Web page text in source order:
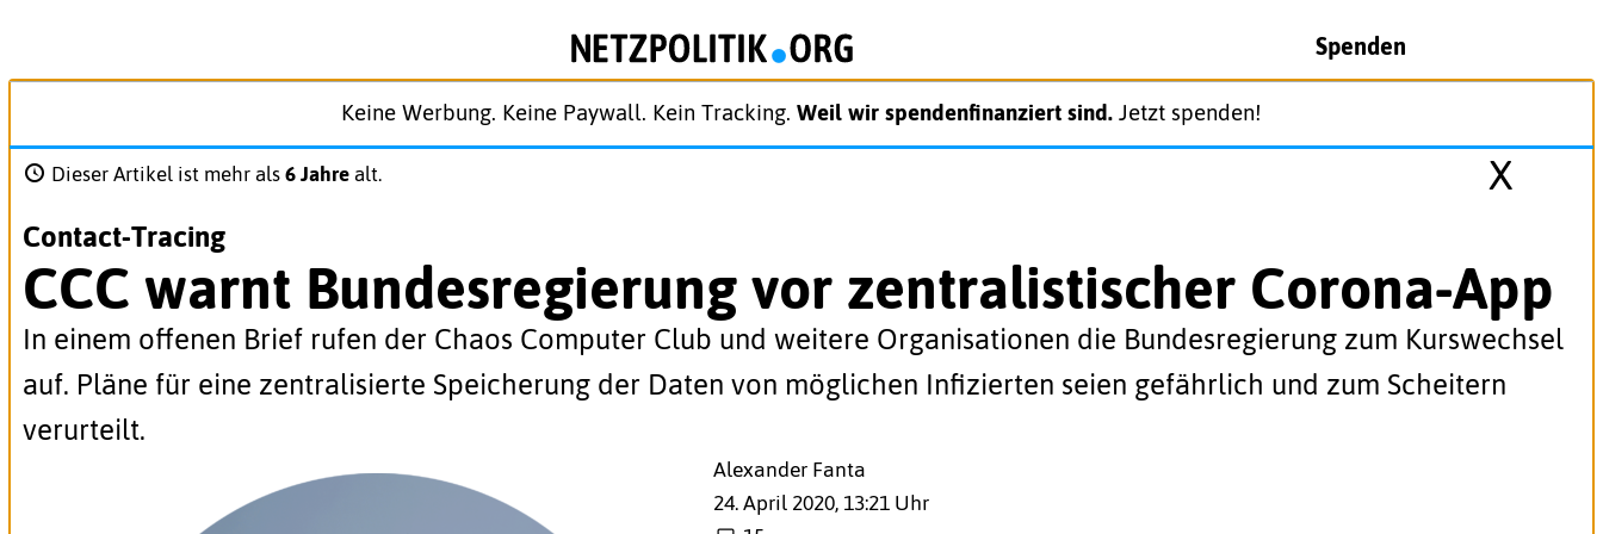
Inhalt
Spenden
X
Keine Werbung. Keine Paywall. Kein Tracking. Weil wir spendenfinanziert sind. Jetzt spenden!
Dieser Artikel ist mehr als 6 Jahrealt.
Contact-Tracing
CCC warnt Bundesregierung vor zentralistischer Corona-App
In einem offenen Brief rufen der Chaos Computer Club und weitere Organisationen die Bundesregierung zum Kurswechsel
auf. Pläne für eine zentralisierte Speicherung der Daten von möglichen Infizierten seien gefährlich und zum Scheitern
verurteilt.
Alexander Fanta
24. April 2020, 13:21 Uhr